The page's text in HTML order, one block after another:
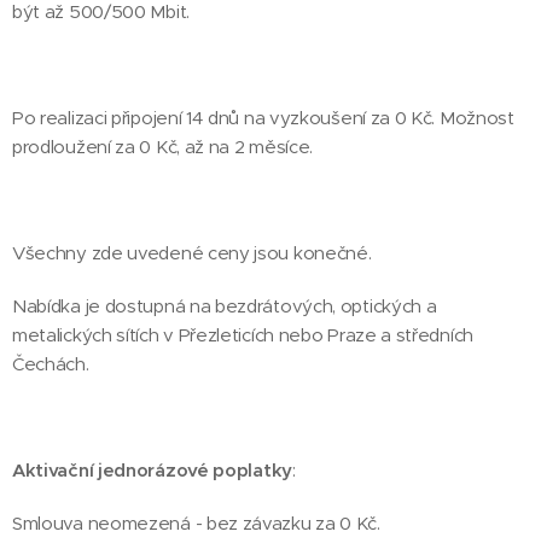
být až 500/500 Mbit.
Po realizaci připojení 14 dnů na vyzkoušení za 0 Kč. Možnost
prodloužení za 0 Kč, až na 2 měsíce.
Všechny zde uvedené ceny jsou konečné.
Nabídka je dostupná na bezdrátových, optických a
metalických sítích v Přezleticích nebo Praze a středních
Čechách.
Aktivační jednorázové poplatky:
Smlouva neomezená - bez závazku za 0 Kč.